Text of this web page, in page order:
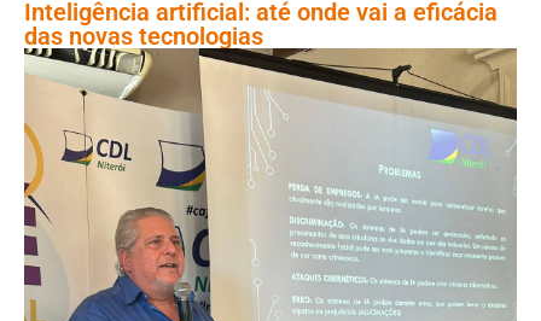
Inteligência artificial: até onde vai a eficácia
das novas tecnologias